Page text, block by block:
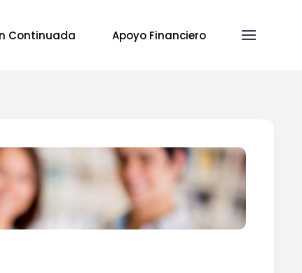
Continuada Apoyo Financiero